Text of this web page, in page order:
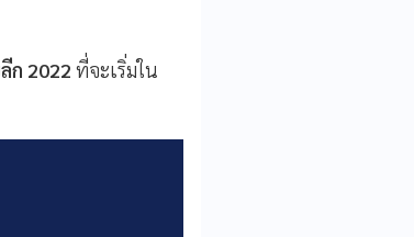
ก 2022 ที่จะเริ่มใน